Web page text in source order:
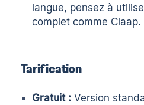
langue, pensez à
complet comme Claap.
Tarification
Gratuit : Version